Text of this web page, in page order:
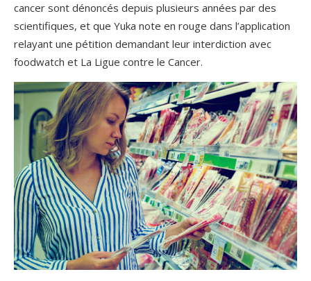
cancer sont dénoncés depuis plusieurs années par des
scientifiques, et que Yuka note en rouge dans l’application
relayant une pétition demandant leur interdiction avec
foodwatch et La Ligue contre le Cancer.